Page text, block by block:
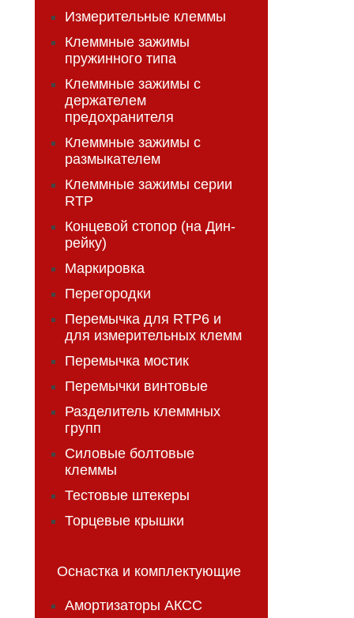
Измерительные клеммы
Клеммные зажимы
пружинного типа
Клеммные зажимы с
держателем
предохранителя
Клеммные зажимы с
размыкателем
Клеммные зажимы серии
RTP
Концевой стопор (на Дин-
рейку)
Маркировка
Перегородки
Перемычка для RTP6 и
для измерительных клемм
Перемычка мостик
Перемычки винтовые
Разделитель клеммных
групп
Силовые болтовые
клеммы
Тестовые штекеры
Торцевые крышки
Оснастка и комплектующие
Амортизаторы АКСС